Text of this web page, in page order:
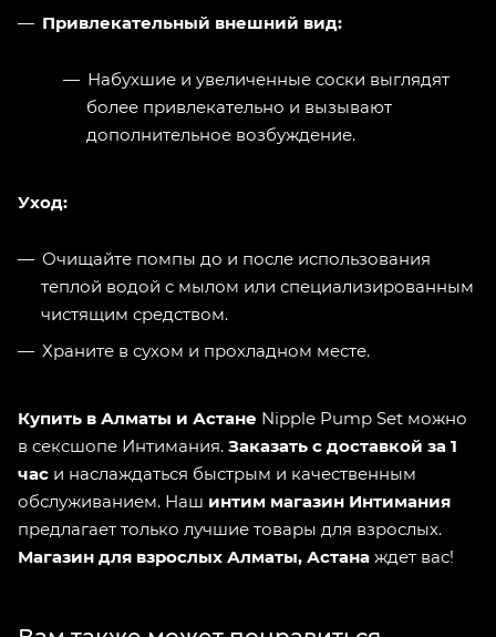
Привлекательный внешний вид:
Набухшие и увеличенные соски выглядят
более привлекательно и вызывают
дополнительное возбуждение.
Уход:
Очищайте помпы до и после использования
теплой водой с мылом или специализированным
чистящим средством.
Храните в сухом и прохладном месте.
Купить в Алматы и Астане Nipple Pump Set можно
в сексшопе Интимания. Заказать с доставкой за 1
час и наслаждаться быстрым и качественным
обслуживанием. Наш интим магазин Интимания
предлагает только лучшие товары для взрослых.
Магазин для взрослых Алматы, Астана ждет вас!